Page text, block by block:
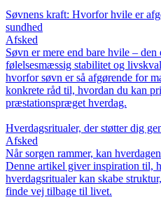
Søvnens kraft: Hvorfor hvile er
sundhed
Afsked
Søvn er mere end bare hvile –
følelsesmæssig stabilitet og
hvorfor søvn er så afgørende for
konkrete råd til, hvordan du kan
præstationspræget hverdag.
Hverdagsritualer, der støtter dig
Afsked
Når sorgen rammer, kan
Denne artikel giver inspiration til,
hverdagsritualer kan skabe
finde vej tilbage til livet.